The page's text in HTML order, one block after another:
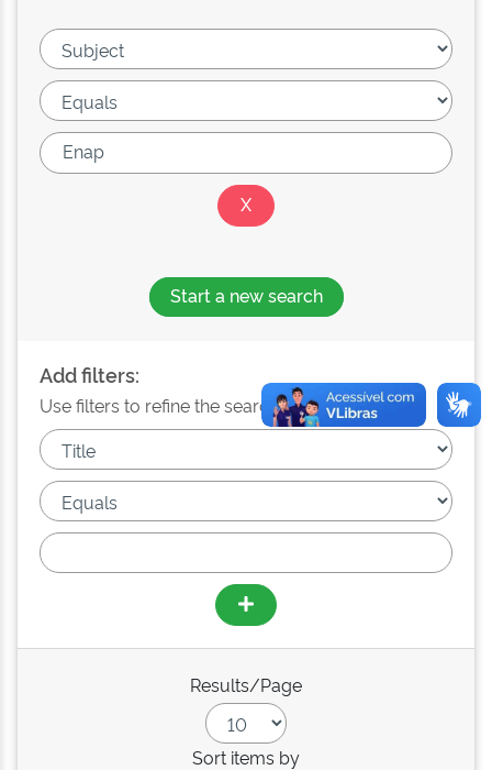
Start a new search
Add filters:
Use filters to refine the search results.
Results/Page
Sort items by